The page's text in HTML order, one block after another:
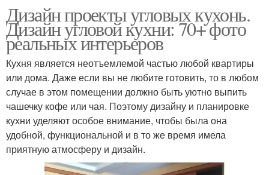
Дизайн проекты угловых кухонь.
Дизайн угловой кухни: 70+ фото
реальных интерьеров
Кухня является неотъемлемой частью любой квартиры
или дома. Даже если вы не любите готовить, то в любом
случае в этом помещении должно быть уютно выпить
чашечку кофе или чая. Поэтому дизайну и планировке
кухни уделяют особое внимание, чтобы была она
удобной, функциональной и в то же время имела
приятную атмосферу и дизайн.